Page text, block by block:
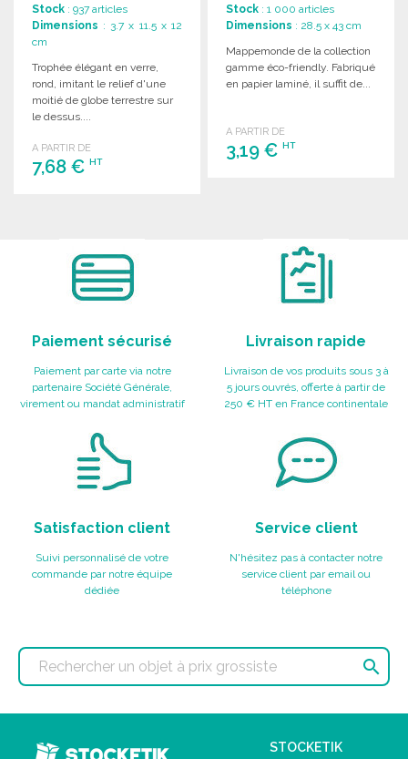
Stock : 937 articles
Dimensions : 3.7 x 11.5 x 12
cm
Trophée élégant en verre,
rond, imitant le relief d'une
moitié de globe terrestre sur
le dessus....
A PARTIR DE
7,68 € HT
Stock : 1 000 articles
Dimensions : 28.5 x 43 cm
Mappemonde de la collection
gamme éco-friendly. Fabriqué
en papier laminé, il suffit de...
A PARTIR DE
3,19 €HT
Paiement sécurisé
Paiement par carte via notre
partenaire Société Générale,
virement ou mandat administratif
Livraison rapide
Livraison de vos produits sous 3 à
5 jours ouvrés, offerte à partir de
250 € HT en France continentale
Satisfaction client
Suivi personnalisé de votre
commande par notre équipe
dédiée
Service client
N'hésitez pas à contacter notre
service client par email ou
téléphone

STOCKETIK